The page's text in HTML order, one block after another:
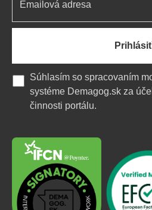
Súhlasím so spracovaním
systéme Demagog.sk za
činnosti portálu.